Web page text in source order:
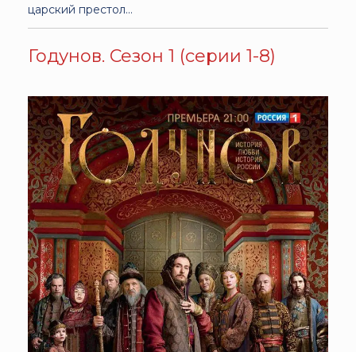
царский престол…
Годунов. Сезон 1 (серии 1-8)